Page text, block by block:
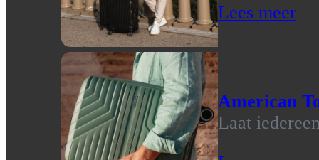
Lees meer
American
Laat